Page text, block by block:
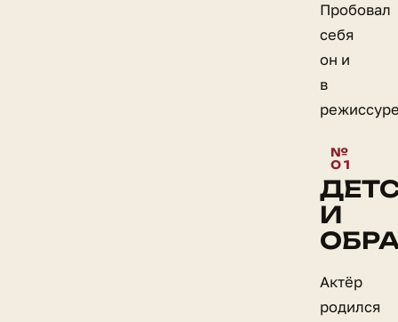
Пробовал
себя
он и
в
И
Актёр
родился